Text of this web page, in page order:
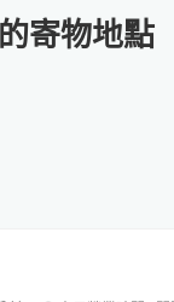
the
寄物地點